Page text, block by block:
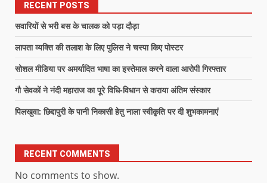
RECENT POSTS
सवारियों से भरी बस के चालक को पड़ा दौड़ा
लापता व्यक्ति की तलाश के लिए पुलिस ने चस्पा किए पोस्टर
सोशल मीडिया पर अमर्यादित भाषा का इस्तेमाल करने वाला आरोपी गिरफ्तार
गौ सेवकों ने नंदी महाराज का पूरे विधि-विधान से कराया अंतिम संस्कार
पिलखुवा: छिद्दापुरी के पानी निकासी हेतु नाला स्वीकृति पर दी शुभकामनाएं
RECENT COMMENTS
No comments to show.